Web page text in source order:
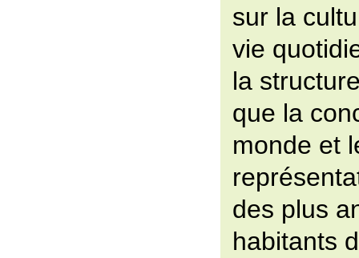
sur la
vie
la
que la
monde et
des plus
habitants